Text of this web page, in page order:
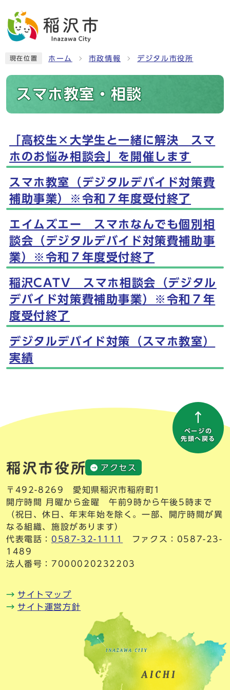
現在位置 ホーム 市政情報 デジタル市役所
スマホ教室・相談
メインメニュー
「高校生×大学生と一緒に解決 スマ
ホのお悩み相談会」を開催します
スマホ教室（デジタルデバイド対策費
補助事業）※令和７年度受付終了
エイムズエー スマホなんでも個別相
談会（デジタルデバイド対策費補助事
業）※令和７年度受付終了
稲沢CATV スマホ相談会（デジタル
デバイド対策費補助事業）※令和７年
度受付終了
デジタルデバイド対策（スマホ教室）
実績
ページの
先頭へ戻る
アクセス
〒492-8269 愛知県稲沢市稲府町1
開庁時間 月曜から金曜 午前9時から午後5時まで
（祝日、休日、年末年始を除く。一部、開庁時間が異
なる組織、施設があります）
代表電話： 0587-32-1111
ファクス：0587-23-
1489
法人番号：7000020232203
サイトマップ
サイト運営方針